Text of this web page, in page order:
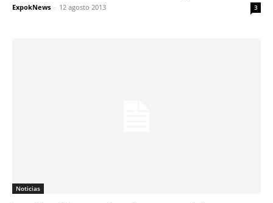
ExpokNews - 12 agosto 2013 3
Noticias